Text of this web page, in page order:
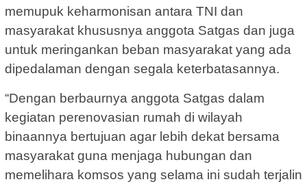
memupuk keharmonisan antara TNI dan
masyarakat khususnya anggota Satgas dan juga
untuk meringankan beban masyarakat yang ada
dipedalaman dengan segala keterbatasannya.
“Dengan berbaurnya anggota Satgas dalam
kegiatan perenovasian rumah di wilayah
binaannya bertujuan agar lebih dekat bersama
masyarakat guna menjaga hubungan dan
memelihara komsos yang selama ini sudah terjalin